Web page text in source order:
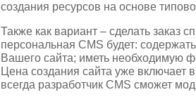
создания ресурсов на основе
Также как вариант – сделать заказ
персональная CMS будет:
Вашего сайта; иметь необходимую
Цена создания сайта уже включает
всегда разработчик CMS сможет